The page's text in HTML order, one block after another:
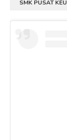
SMK PUSAT